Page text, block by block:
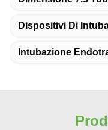
Dispositivi Di
Intubazione